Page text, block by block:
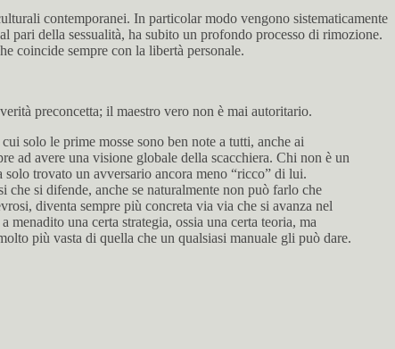
contemporanei. In particolar modo vengono sistematicamente
pari della sessualità, ha subito un profondo processo di rimozione.
coincide sempre con la libertà personale.
preconcetta; il maestro vero non è mai autoritario.
solo le prime mosse sono ben note a tutti, anche ai
ad avere una visione globale della scacchiera. Chi non è un
trovato un avversario ancora meno “ricco” di lui.
si difende, anche se naturalmente non può farlo che
diventa sempre più concreta via via che si avanza nel
una certa strategia, ossia una certa teoria, ma
più vasta di quella che un qualsiasi manuale gli può dare.